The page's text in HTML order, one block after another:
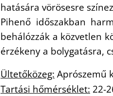
hatására vörösesre
Pihenő időszakban
behálózzák a közvetlen
érzékeny a bolygatásra,
Ültetőközeg: Aprószemű
Tartási hőmérséklet: 22-